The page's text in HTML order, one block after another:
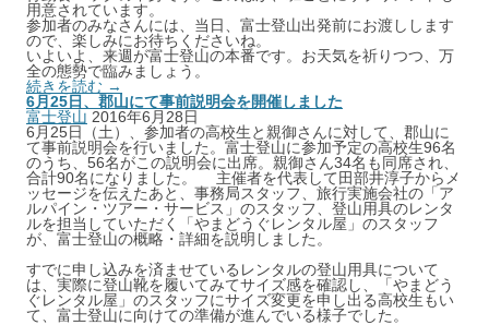
用意されています。
参加者のみなさんには、当日、富士登山出発前にお渡しします
ので、楽しみにお待ちくださいね。
いよいよ、来週が富士登山の本番です。お天気を祈りつつ、万
全の態勢で臨みましょう。
続きを読む →
6月25日、郡山にて事前説明会を開催しました
富士登山 2016年6月28日
6月25日（土）、参加者の高校生と親御さんに対して、郡山に
て事前説明会を行いました。富士登山に参加予定の高校生96名
のうち、56名がこの説明会に出席。親御さん34名も同席され、
合計90名になりました。 主催者を代表して田部井淳子からメ
ッセージを伝えたあと、事務局スタッフ、旅行実施会社の「ア
ルパイン・ツアー・サービス」のスタッフ、登山用具のレンタ
ルを担当していただく「やまどうぐレンタル屋」のスタッフ
が、富士登山の概略・詳細を説明しました。
すでに申し込みを済ませているレンタルの登山用具について
は、実際に登山靴を履いてみてサイズ感を確認し、「やまどう
ぐレンタル屋」のスタッフにサイズ変更を申し出る高校生もい
て、富士登山に向けての準備が進んでいる様子でした。